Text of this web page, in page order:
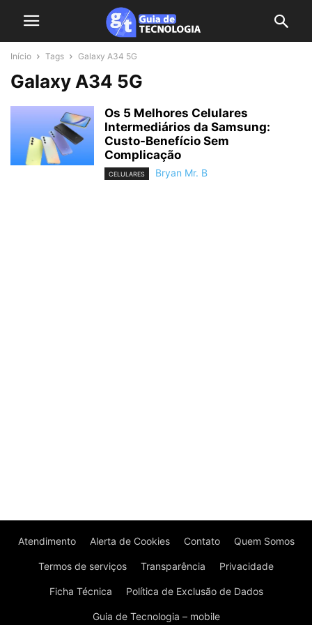
Início Tags Galaxy A34 5G
Galaxy A34 5G
Os 5 Melhores Celulares
Intermediários da Samsung:
Custo-Benefício Sem
Complicação
CELULARES Bryan Mr. B
Atendimento Alerta de Cookies Contato Quem Somos
Termos de serviços Transparência Privacidade
Ficha Técnica Política de Exclusão de Dados
Guia de Tecnologia – mobile